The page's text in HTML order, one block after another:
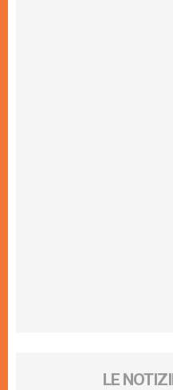
LE